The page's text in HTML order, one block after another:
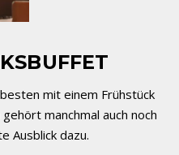
mit einem Frühstück
manchmal auch noch
Ausblick dazu.